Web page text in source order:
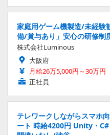
家庭用ゲーム機製造/未経
備/賞与あり」安心の研修制
株式会社Luminous
大阪府
月給26万5,000円～30万円
正社員
テレワークしながらスマホ
ート 時給4200円 Unity・